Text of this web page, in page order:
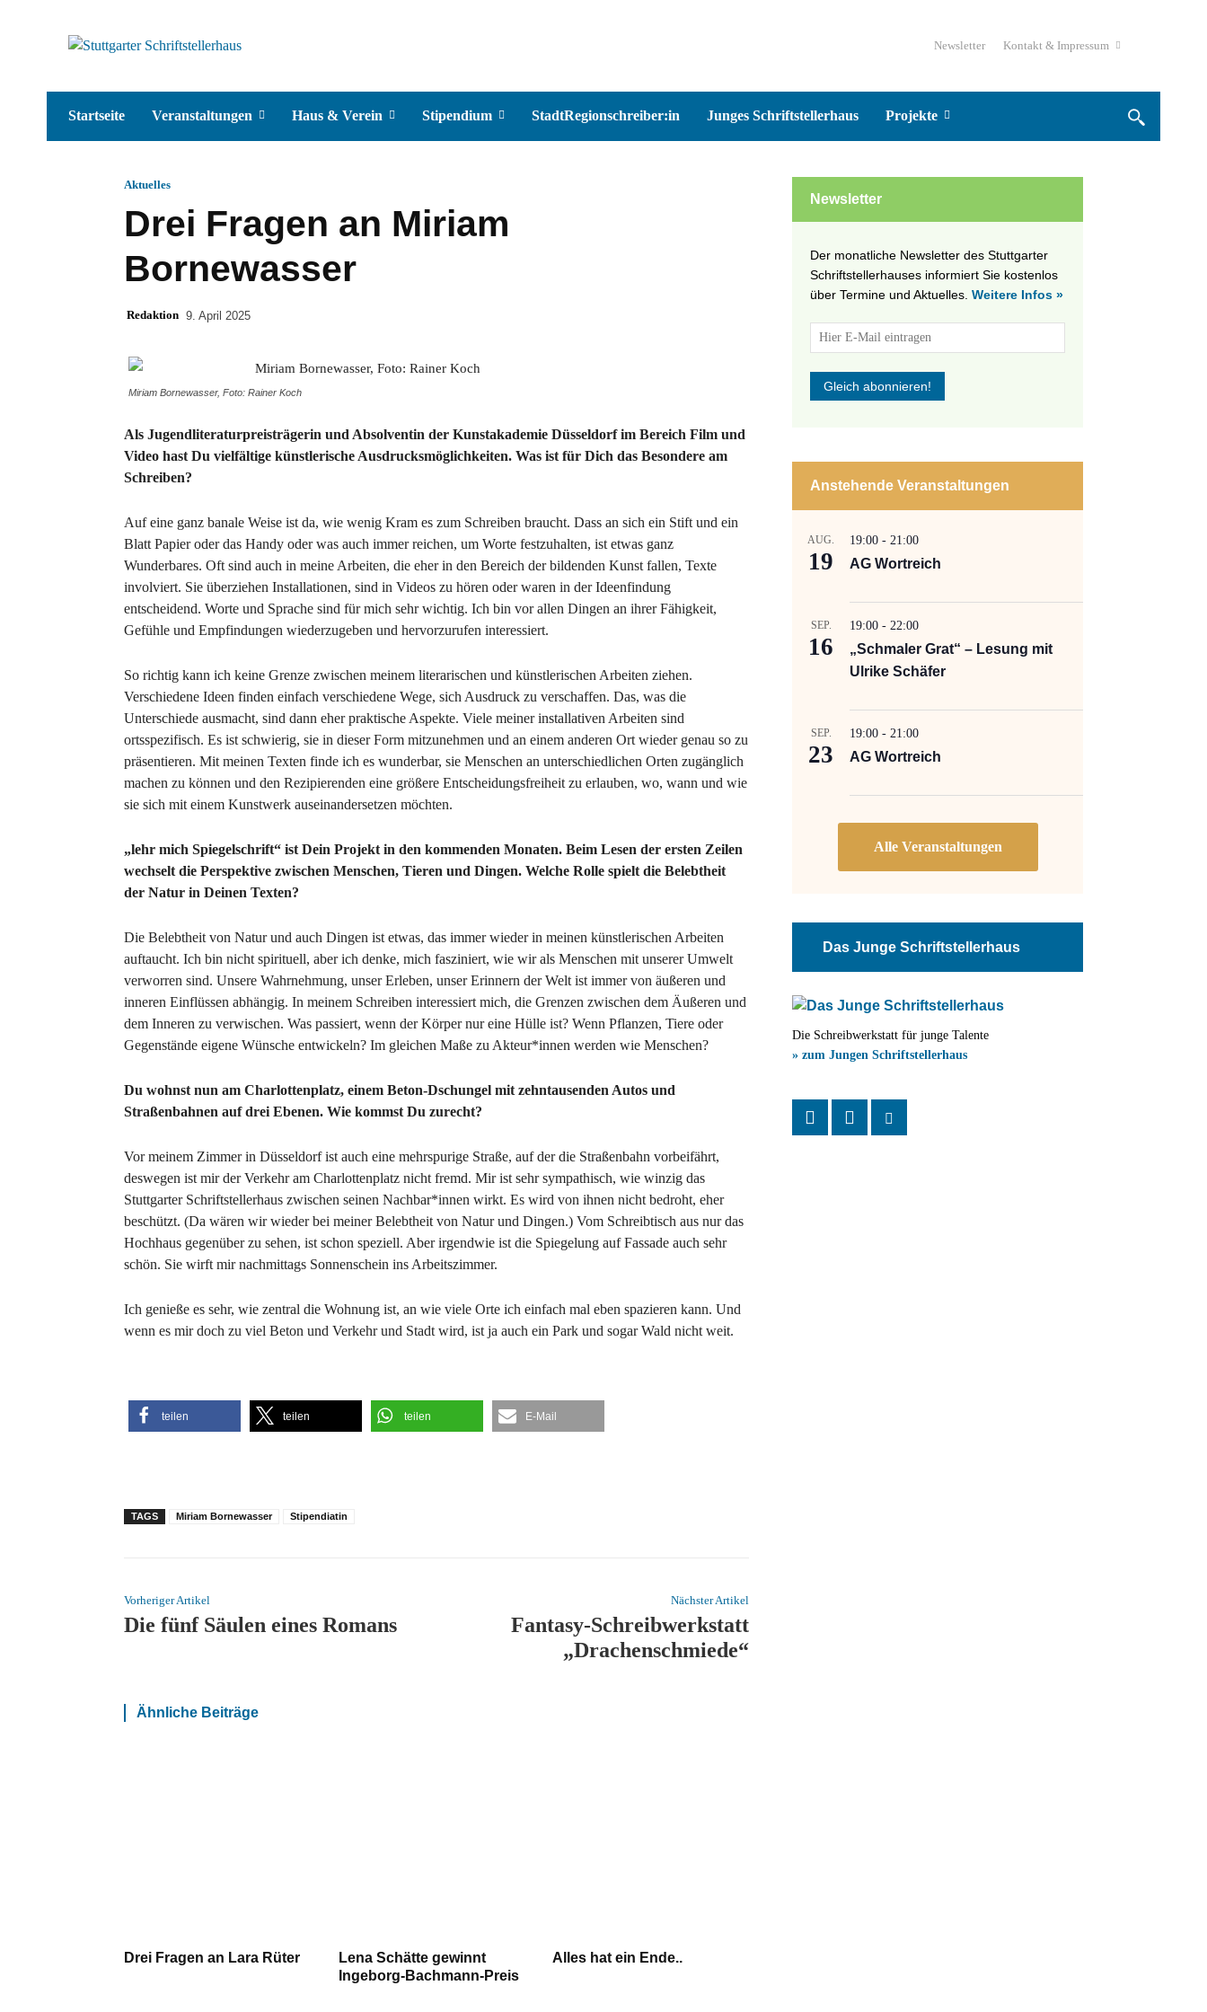
Newsletter Kontakt & Impressum
Startseite Veranstaltungen Haus & Verein Stipendium StadtRegionschreiber:in Junges Schriftstellerhaus Projekte
Aktuelles
Drei Fragen an Miriam
Bornewasser
Redaktion 9. April 2025
Miriam Bornewasser, Foto: Rainer Koch
Als Jugendliteraturpreisträgerin und Absolventin der Kunstakademie Düsseldorf im Bereich Film und
Video hast Du vielfältige künstlerische Ausdrucksmöglichkeiten. Was ist für Dich das Besondere am
Schreiben?
Auf eine ganz banale Weise ist da, wie wenig Kram es zum Schreiben braucht. Dass an sich ein Stift und ein
Blatt Papier oder das Handy oder was auch immer reichen, um Worte festzuhalten, ist etwas ganz
Wunderbares. Oft sind auch in meine Arbeiten, die eher in den Bereich der bildenden Kunst fallen, Texte
involviert. Sie überziehen Installationen, sind in Videos zu hören oder waren in der Ideenfindung
entscheidend. Worte und Sprache sind für mich sehr wichtig. Ich bin vor allen Dingen an ihrer Fähigkeit,
Gefühle und Empfindungen wiederzugeben und hervorzurufen interessiert.
So richtig kann ich keine Grenze zwischen meinem literarischen und künstlerischen Arbeiten ziehen.
Verschiedene Ideen finden einfach verschiedene Wege, sich Ausdruck zu verschaffen. Das, was die
Unterschiede ausmacht, sind dann eher praktische Aspekte. Viele meiner installativen Arbeiten sind
ortsspezifisch. Es ist schwierig, sie in dieser Form mitzunehmen und an einem anderen Ort wieder genau so zu
präsentieren. Mit meinen Texten finde ich es wunderbar, sie Menschen an unterschiedlichen Orten zugänglich
machen zu können und den Rezipierenden eine größere Entscheidungsfreiheit zu erlauben, wo, wann und wie
sie sich mit einem Kunstwerk auseinandersetzen möchten.
„lehr mich Spiegelschrift“ ist Dein Projekt in den kommenden Monaten. Beim Lesen der ersten Zeilen
wechselt die Perspektive zwischen Menschen, Tieren und Dingen. Welche Rolle spielt die Belebtheit
der Natur in Deinen Texten?
Die Belebtheit von Natur und auch Dingen ist etwas, das immer wieder in meinen künstlerischen Arbeiten
auftaucht. Ich bin nicht spirituell, aber ich denke, mich fasziniert, wie wir als Menschen mit unserer Umwelt
verworren sind. Unsere Wahrnehmung, unser Erleben, unser Erinnern der Welt ist immer von äußeren und
inneren Einflüssen abhängig. In meinem Schreiben interessiert mich, die Grenzen zwischen dem Äußeren und
dem Inneren zu verwischen. Was passiert, wenn der Körper nur eine Hülle ist? Wenn Pflanzen, Tiere oder
Gegenstände eigene Wünsche entwickeln? Im gleichen Maße zu Akteur*innen werden wie Menschen?
Du wohnst nun am Charlottenplatz, einem Beton-Dschungel mit zehntausenden Autos und
Straßenbahnen auf drei Ebenen. Wie kommst Du zurecht?
Vor meinem Zimmer in Düsseldorf ist auch eine mehrspurige Straße, auf der die Straßenbahn vorbeifährt,
deswegen ist mir der Verkehr am Charlottenplatz nicht fremd. Mir ist sehr sympathisch, wie winzig das
Stuttgarter Schriftstellerhaus zwischen seinen Nachbar*innen wirkt. Es wird von ihnen nicht bedroht, eher
beschützt. (Da wären wir wieder bei meiner Belebtheit von Natur und Dingen.) Vom Schreibtisch aus nur das
Hochhaus gegenüber zu sehen, ist schon speziell. Aber irgendwie ist die Spiegelung auf Fassade auch sehr
schön. Sie wirft mir nachmittags Sonnenschein ins Arbeitszimmer.
Ich genieße es sehr, wie zentral die Wohnung ist, an wie viele Orte ich einfach mal eben spazieren kann. Und
wenn es mir doch zu viel Beton und Verkehr und Stadt wird, ist ja auch ein Park und sogar Wald nicht weit.
teilen teilen teilen E-Mail
TAGS Miriam Bornewasser Stipendiatin
Vorheriger Artikel
Die fünf Säulen eines Romans
Nächster Artikel
Fantasy-Schreibwerkstatt
„Drachenschmiede“
Ähnliche Beiträge
Drei Fragen an Lara Rüter
Lena Schätte gewinnt
Ingeborg-Bachmann-Preis
Alles hat ein Ende..
Newsletter
Der monatliche Newsletter des Stuttgarter
Schriftstellerhauses informiert Sie kostenlos
über Termine und Aktuelles. Weitere Infos »
Anstehende Veranstaltungen
AUG.
19
19:00 - 21:00
AG Wortreich
SEP.
16
19:00 - 22:00
„Schmaler Grat“ – Lesung mit
Ulrike Schäfer
SEP.
23
19:00 - 21:00
AG Wortreich
Das Junge Schriftstellerhaus
Die Schreibwerkstatt für junge Talente
» zum Jungen Schriftstellerhaus